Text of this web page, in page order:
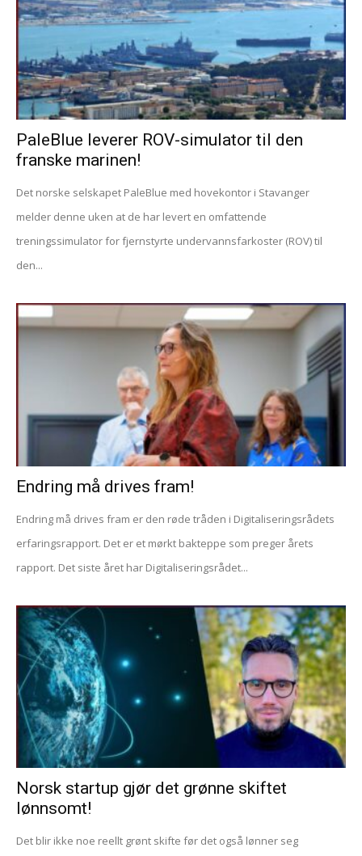
PaleBlue leverer ROV-simulator til den
franske marinen!
Det norske selskapet PaleBlue med hovekontor i Stavanger
melder denne uken at de har levert en omfattende
treningssimulator for fjernstyrte undervannsfarkoster (ROV) til
den...
Endring må drives fram!
Endring må drives fram er den røde tråden i Digitaliseringsrådets
erfaringsrapport. Det er et mørkt bakteppe som preger årets
rapport. Det siste året har Digitaliseringsrådet...
Norsk startup gjør det grønne skiftet
lønnsomt!
Det blir ikke noe reellt grønt skifte før det også lønner seg